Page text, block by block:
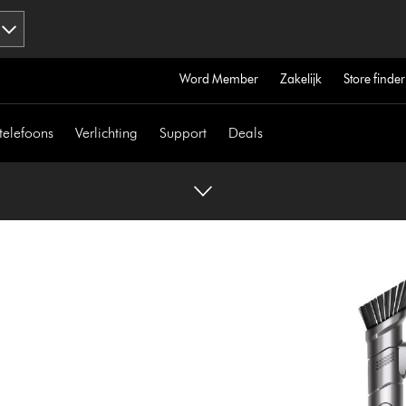
Word Member Zakelijk Store finder
Verlichting Support Deals